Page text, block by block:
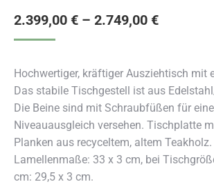
2.399,00 € – 2.749,00 €
Hochwertiger, kräftiger Ausziehtisch mit
Das stabile Tischgestell ist aus
Die Beine sind mit Schraubfüßen für
Niveauausgleich versehen. Tischplatte
Planken aus recyceltem, altem Teakholz.
Lamellenmaße: 33 x 3 cm, bei
cm: 29,5 x 3 cm.